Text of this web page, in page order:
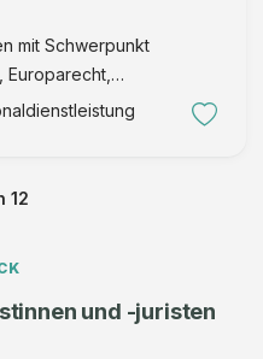
mit Schwerpunkt
und Compliance.
12
und -juristen